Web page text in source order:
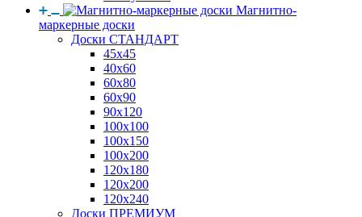
Магнитно-
маркерные доски
Доски СТАНДАРТ
45x45
40x60
60x80
60x90
90x120
100x100
100x150
100x200
120x180
120x200
120x240
Доски ПРЕМИУМ